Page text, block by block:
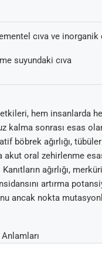
cıva ve inorganik
suyundaki cıva
hem insanlarda
kalma sonrası esas
böbrek ağırlığı,
akut oral zehirlenme
ağırlığı,
artırma
ancak nokta